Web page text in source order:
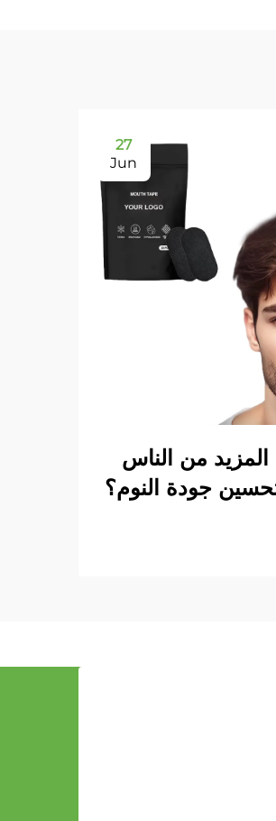
27
Jun
المزيد من الناس
جودة النوم؟